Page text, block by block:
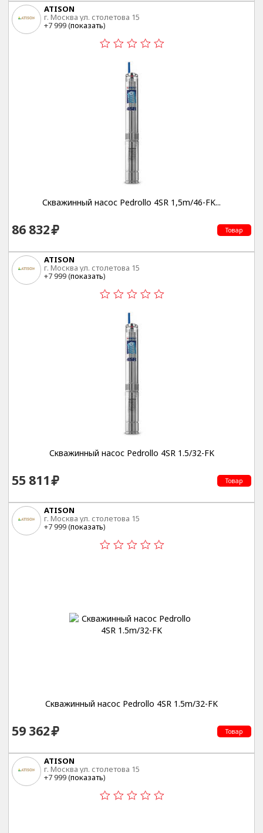
ATISON
г. Москва ул. столетова 15
+7 999 (показать)
Скважинный насос Pedrollo 4SR 1,5m/46-FK...
86 832 Товар
ATISON
г. Москва ул. столетова 15
+7 999 (показать)
Скважинный насос Pedrollo 4SR 1.5/32-FK
55 811 Товар
ATISON
г. Москва ул. столетова 15
+7 999 (показать)
Скважинный насос Pedrollo 4SR 1.5m/32-FK
59 362 Товар
ATISON
г. Москва ул. столетова 15
+7 999 (показать)